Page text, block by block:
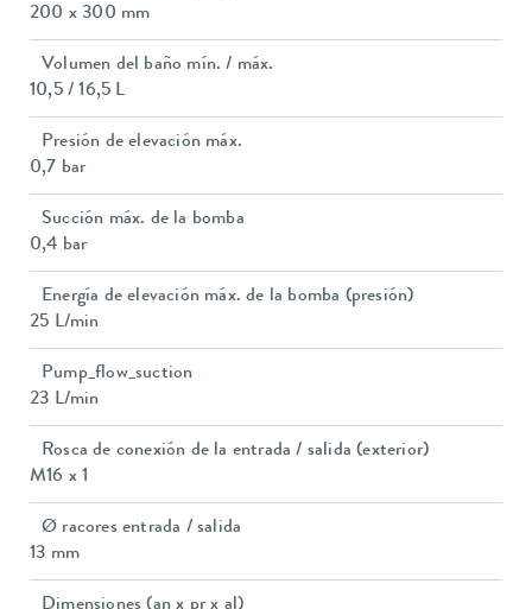
200 x 300 mm
Volumen del baño mín. / máx.
10,5 / 16,5 L
Presión de elevación máx.
0,7 bar
Succión máx. de la bomba
0,4 bar
Energía de elevación máx. de la bomba (presión)
25 L/min
Pump_flow_suction
23 L/min
Rosca de conexión de la entrada / salida (exterior)
M16 x 1
Ø racores entrada / salida
13 mm